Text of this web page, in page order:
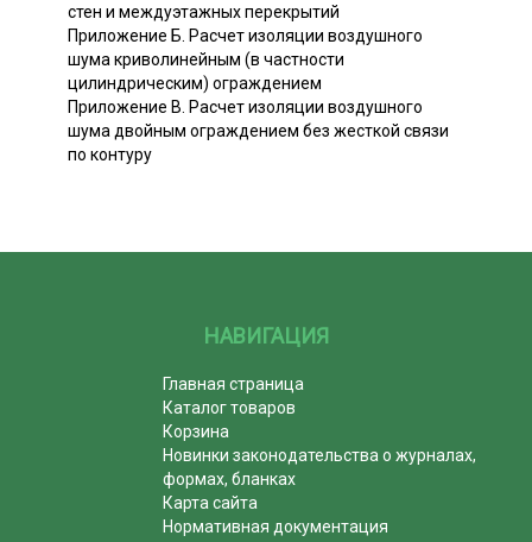
стен и междуэтажных перекрытий
Приложение Б. Расчет изоляции воздушного
шума криволинейным (в частности
цилиндрическим) ограждением
Приложение В. Расчет изоляции воздушного
шума двойным ограждением без жесткой связи
по контуру
НАВИГАЦИЯ
Главная страница
Каталог товаров
Корзина
Новинки законодательства о журналах,
формах, бланках
Карта сайта
Нормативная документация